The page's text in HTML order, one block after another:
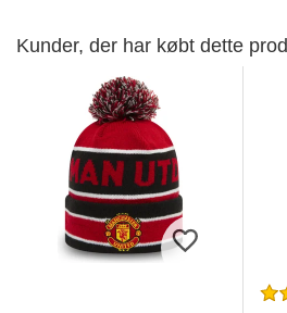
Kunder, der har købt dette